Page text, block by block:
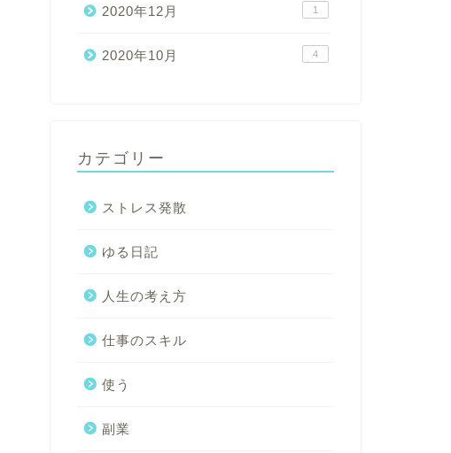
2020年12月 1
2020年10月 4
カテゴリー
ストレス発散
ゆる日記
人生の考え方
仕事のスキル
使う
副業